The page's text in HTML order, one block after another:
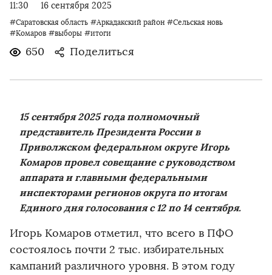
11:30 16 сентября 2025
#Саратовская область #Аркадакский район #Сельская новь
#Комаров #выборы #итоги
650 Поделиться
15 сентября 2025 года полномочный
представитель Президента России в
Приволжском федеральном округе Игорь
Комаров провел совещание с руководством
аппарата и главными федеральными
инспекторами регионов округа по итогам
Единого дня голосования с 12 по 14 сентября.
Игорь Комаров отметил, что всего в ПФО
состоялось почти 2 тыс. избирательных
кампаний различного уровня. В этом году